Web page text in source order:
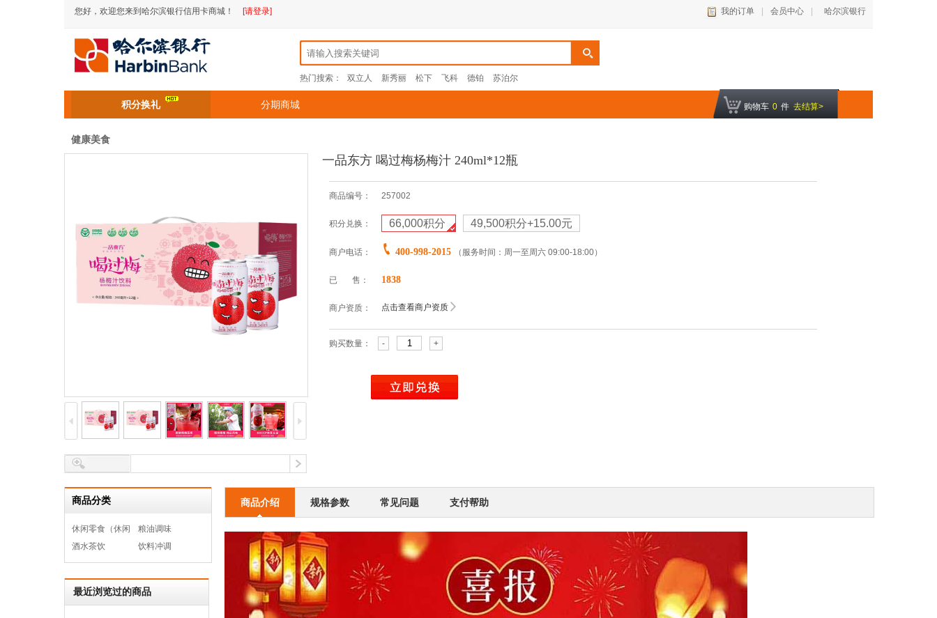
您好，欢迎您来到哈尔滨银行信用卡商城！ [请登录] 我的订单 会员中心 哈尔滨银行
热门搜索： 双立人 新秀丽 松下 飞科 德铂 苏泊尔
积分换礼 分期商城 购物车 0 件 去结算>
健康美食
一品东方 喝过梅杨梅汁 240ml*12瓶
商品编号： 257002
积分兑换： 66,000积分 49,500积分+15.00元
商户电话： 400-998-2015 （服务时间：周一至周六 09:00-18:00）
已 售： 1838
商户资质： 点击查看商户资质
购买数量： - +
商品分类
休闲零食（休闲
食品）
粮油调味
酒水茶饮
饮料冲调
最近浏览过的商品
商品介绍 规格参数 常见问题 支付帮助